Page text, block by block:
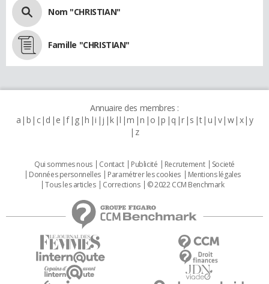
Nom "CHRISTIAN"
Famille "CHRISTIAN"
Annuaire des membres :
a b c d e f g h i j k l m n o p q r s t u v w x y
z
Qui sommes nous Contact Publicité Recrutement
Societé
Données personnelles
Paramétrer les cookies
Mentions légales
Tous les articles
Corrections © 2022 CCM Benchmark